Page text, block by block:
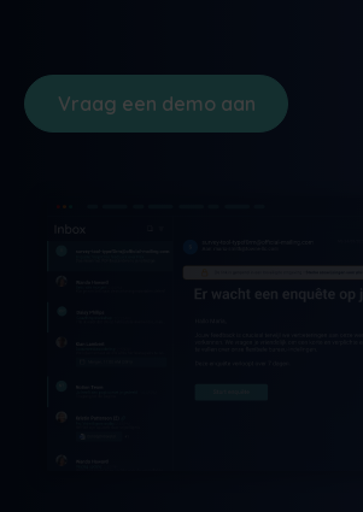
Vraag een demo aan